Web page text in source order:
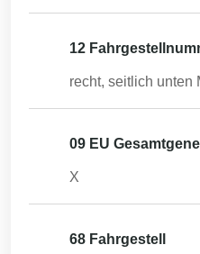
12
recht, seitlich unten
09 EU
X
68 Fahrgestell